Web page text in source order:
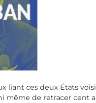
liant ces deux États
même de retracer cent